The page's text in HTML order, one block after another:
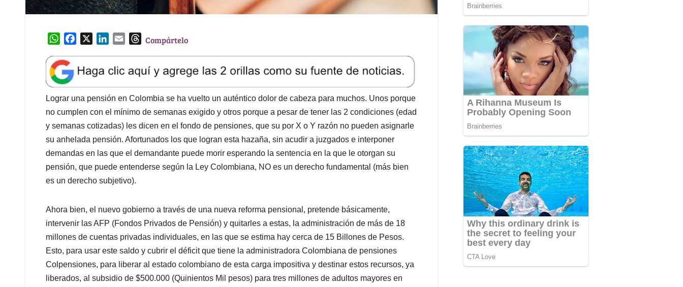
W
a
t
s
A
p
p
e
b
o
o
k
k
e
d
I
n
l
T
e
a
d
s
Compártelo
Lograr una pensión en Colombia se ha vuelto un auténtico dolor de cabeza para muchos. Unos porque
no cumplen con el mínimo de semanas exigido y otros porque a pesar de tener las 2 condiciones (edad
y semanas cotizadas) les dicen en el fondo de pensiones, que su por X o Y razón no pueden asignarle
su anhelada pensión. Afortunados los que logran esta hazaña, sin acudir a juzgados e interponer
demandas en las que el demandante puede morir esperando la sentencia en la que le otorgan su
pensión, que puede entenderse según la Ley Colombiana, NO es un derecho fundamental (más bien
es un derecho subjetivo).
Ahora bien, el nuevo gobierno a través de una nueva reforma pensional, pretende básicamente,
intervenir las AFP (Fondos Privados de Pensión) y quitarles a estas, la administración de más de 18
millones de cuentas privadas individuales, en las que se estima hay cerca de 15 Billones de Pesos.
Esto, para usar este saldo y cubrir el déficit que tiene la administradora Colombiana de pensiones
Colpensiones, para liberar al estado colombiano de esta carga impositiva y destinar estos recursos, ya
liberados, al subsidio de $500.000 (Quinientos Mil pesos) para tres millones de adultos mayores en